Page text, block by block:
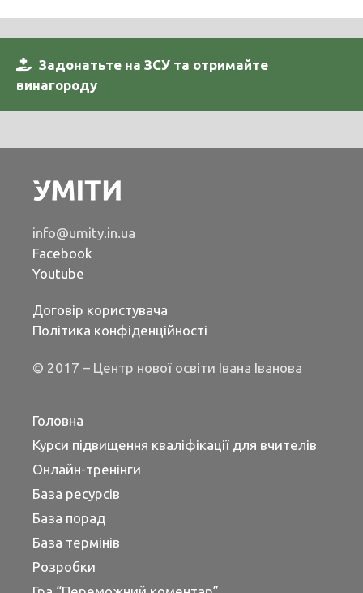
Задонатьте на ЗСУ та отримайте
винагороду
info@umity.in.ua
Facebook
Youtube
Договір користувача
Політика конфіденційності
© 2017 – Центр нової освіти Івана Іванова
Головна
Курси підвищення кваліфікації для вчителів
Онлайн-тренінги
База ресурсів
База порад
База термінів
Розробки